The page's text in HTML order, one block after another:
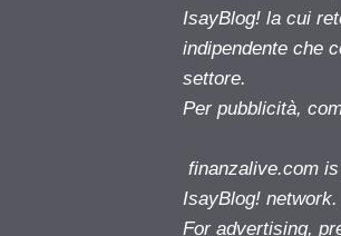
IsayBlog! la cui
indipendente che
settore.
Per pubblicità,
finanzalive.com
IsayBlog!
For advertising,